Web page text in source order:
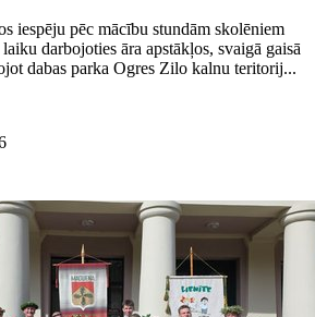
iespēju pēc mācību stundām skolēniem
darbojoties āra apstākļos, svaigā gaisā
dabas parka Ogres Zilo kalnu teritorij...